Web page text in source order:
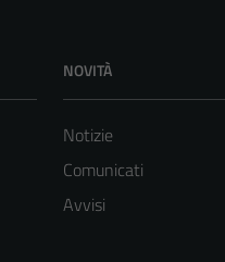
NOVITÀ
Notizie
Comunicati
Avvisi